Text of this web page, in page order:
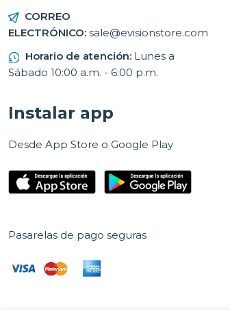
CORREO
ELECTRÓNICO: sale@evisionstore.com
Horario de atención: Lunes a
Sábado 10:00 a.m. - 6:00 p.m.
Instalar app
Desde App Store o Google Play
Pasarelas de pago seguras